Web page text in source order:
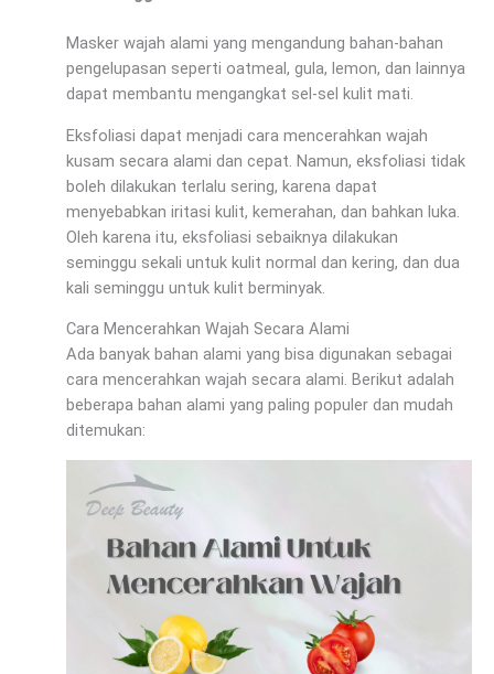
Masker wajah alami yang mengandung bahan-bahan
pengelupasan seperti oatmeal, gula, lemon, dan lainnya
dapat membantu mengangkat sel-sel kulit mati.
Eksfoliasi dapat menjadi cara mencerahkan wajah
kusam secara alami dan cepat. Namun, eksfoliasi tidak
boleh dilakukan terlalu sering, karena dapat
menyebabkan iritasi kulit, kemerahan, dan bahkan luka.
Oleh karena itu, eksfoliasi sebaiknya dilakukan
seminggu sekali untuk kulit normal dan kering, dan dua
kali seminggu untuk kulit berminyak.
Cara Mencerahkan Wajah Secara Alami
Ada banyak bahan alami yang bisa digunakan sebagai
cara mencerahkan wajah secara alami. Berikut adalah
beberapa bahan alami yang paling populer dan mudah
ditemukan: